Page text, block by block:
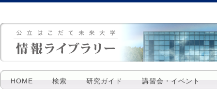
HOME 検索 研究ガイド 講習会・イベント